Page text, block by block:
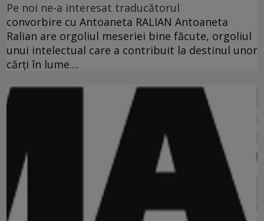
Pe noi ne-a interesat traducătorul
convorbire cu Antoaneta RALIAN Antoaneta
Ralian are orgoliul meseriei bine făcute, orgoliul
unui intelectual care a contribuit la destinul unor
cărţi în lume....